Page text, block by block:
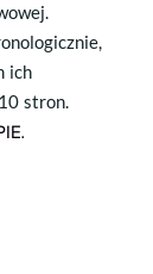
ich
stron.
.